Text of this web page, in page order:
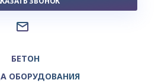
БЕТОН
ОБОРУДОВАНИЯ